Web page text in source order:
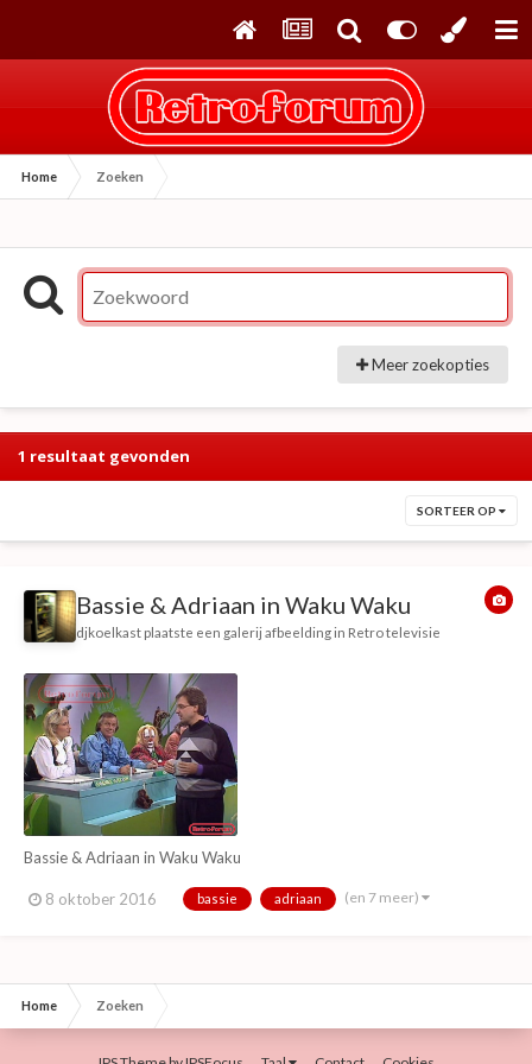
Home Zoeken
Meer zoekopties
1 resultaat gevonden
SORTEER OP
Bassie & Adriaan in Waku Waku
djkoelkast plaatste een galerij afbeelding in Retro televisie
Bassie & Adriaan in Waku Waku
8 oktober 2016 bassie adriaan (en 7 meer)
Home Zoeken